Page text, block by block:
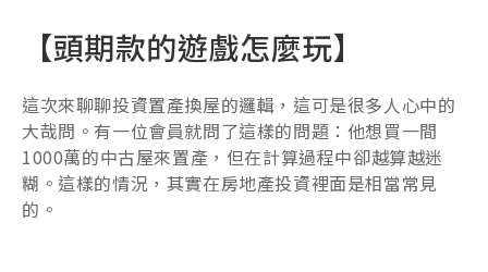
【頭期款的遊戲怎麼玩】
這次來聊聊投資置產換屋的邏輯，這可是很多人心中的
大哉問。有一位會員就問了這樣的問題：他想買一間
1000萬的中古屋來置產，但在計算過程中卻越算越迷
糊。這樣的情況，其實在房地產投資裡面是相當常見
的。